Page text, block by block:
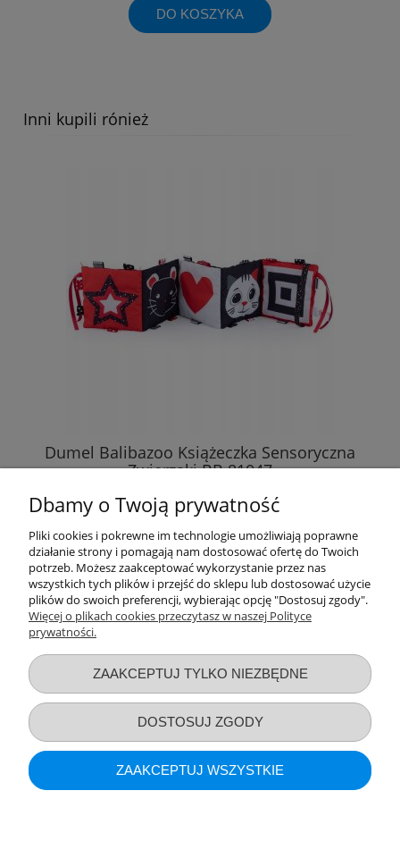
DO KOSZYKA
Bocioland Okrycie Kąpielowe Ręcznik Z
Inni kupili rónież
Dumel Balibazoo Książeczka Sensoryczna
Zwierzaki BB 81047
51,89 zł
DO KOSZYKA
Informacje o sklepie
Dbamy o Twoją prywatność
Pliki cookies i pokrewne im technologie umożliwiają poprawne
działanie strony i pomagają nam dostosować ofertę do Twoich
potrzeb. Możesz zaakceptować wykorzystanie przez nas
wszystkich tych plików i przejść do sklepu lub dostosować użycie
plików do swoich preferencji, wybierając opcję "Dostosuj zgody".
Więcej o plikach cookies przeczytasz w naszej Polityce
prywatności.
ZAAKCEPTUJ TYLKO NIEZBĘDNE
DOSTOSUJ ZGODY
ZAAKCEPTUJ WSZYSTKIE